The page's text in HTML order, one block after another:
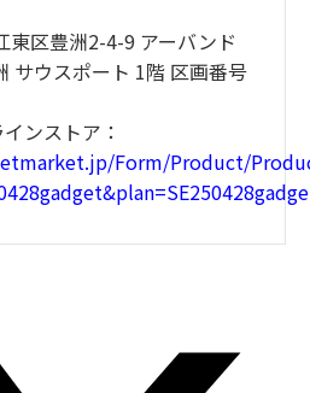
東区豊洲2-4-9 アーバンド
サウスポート 1階 区画番号
ンストア：
Form/Product/